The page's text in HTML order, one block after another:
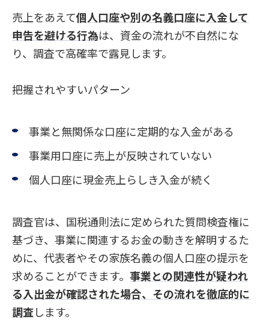
売上をあえて個人口座や別の名義口座に入金して
申告を避ける行為は、資金の流れが不自然にな
り、調査で高確率で露見します。
把握されやすいパターン
事業と無関係な口座に定期的な入金がある
事業用口座に売上が反映されていない
個人口座に現金売上らしき入金が続く
調査官は、国税通則法に定められた質問検査権に
基づき、事業に関連するお金の動きを解明するた
めに、代表者やその家族名義の個人口座の提示を
求めることができます。 事業との関連性が疑われ
る入出金が確認された場合、その流れを徹底的に
調査します。